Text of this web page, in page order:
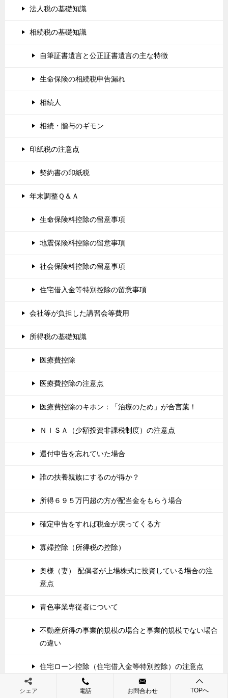
法人税の基礎知識
相続税の基礎知識
自筆証書遺言と公正証書遺言の主な特徴
生命保険の相続税申告漏れ
相続人
相続・贈与のギモン
印紙税の注意点
契約書の印紙税
年末調整Ｑ＆Ａ
生命保険料控除の留意事項
地震保険料控除の留意事項
社会保険料控除の留意事項
住宅借入金等特別控除の留意事項
会社等が負担した講習会等費用
所得税の基礎知識
医療費控除
医療費控除の注意点
医療費控除のキホン：「治療のため」が合言葉！
ＮＩＳＡ（少額投資非課税制度）の注意点
還付申告を忘れていた場合
誰の扶養親族にするのが得か？
所得６９５万円超の方が配当金をもらう場合
確定申告をすれば税金が戻ってくる方
寡婦控除（所得税の控除）
奥様（妻） 配偶者が上場株式に投資している場合の注
意点
青色事業専従者について
不動産所得の事業的規模の場合と事業的規模でない場合
の違い
住宅ローン控除（住宅借入金等特別控除）の注意点
事業所得の注意点
シェア 電話 お問合わせ TOPへ